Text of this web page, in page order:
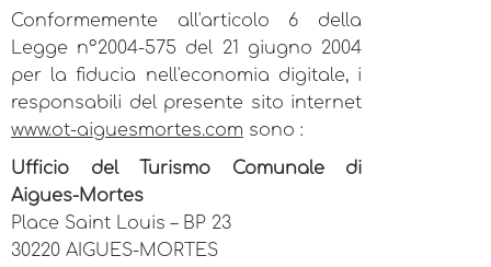
Conformemente all'articolo 6 della
Legge n°2004-575 del 21 giugno 2004
per la fiducia nell'economia digitale, i
responsabili del presente sito internet
www.ot-aiguesmortes.com sono :
Ufficio del Turismo Comunale di
Aigues-Mortes
Place Saint Louis – BP 23
30220 AIGUES-MORTES